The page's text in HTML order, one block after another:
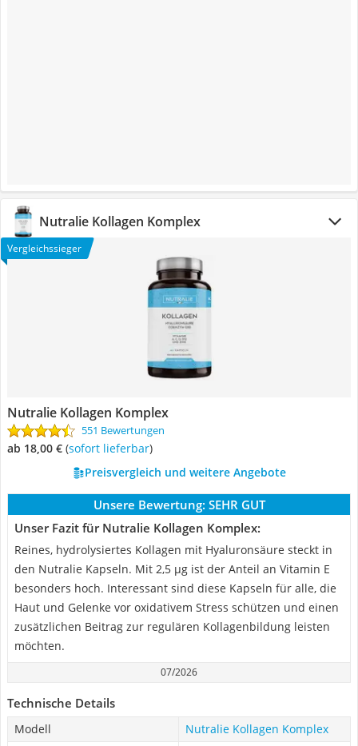
Nutralie Kollagen Komplex
Vergleichssieger
Nutralie Kollagen Komplex
551 Bewertungen
ab 18,00 € ( Sofort lieferbar)
Preisvergleich und weitere Angebote
Unsere Bewertung: SEHR GUT
Unser Fazit für Nutralie Kollagen Komplex:
Reines, hydrolysiertes Kollagen mit Hyaluronsäure steckt in
den Nutralie Kapseln. Mit 2,5 µg ist der Anteil an Vitamin E
besonders hoch. Interessant sind diese Kapseln für alle, die
Haut und Gelenke vor oxidativem Stress schützen und einen
zusätzlichen Beitrag zur regulären Kollagenbildung leisten
möchten.
07/2026
Technische Details
Modell
Nutralie Kollagen Komplex